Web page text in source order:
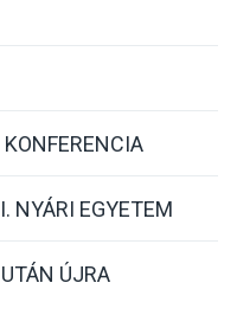
NYÁRI EGYETEM
ÚJRA